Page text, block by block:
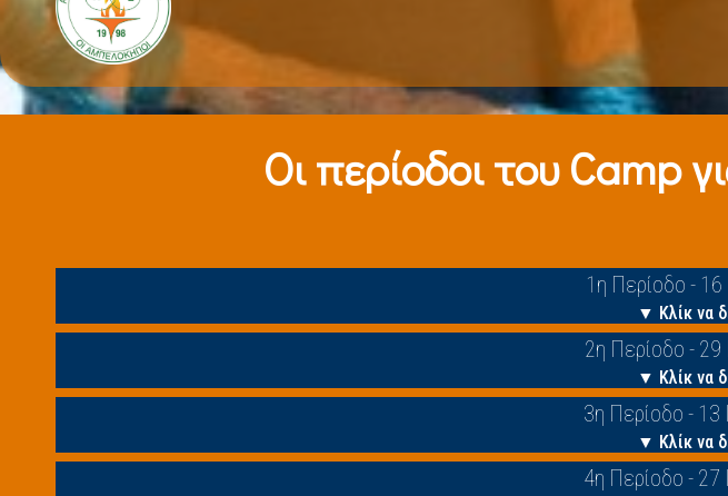
Οι περίοδοι τoυ Camp
1η Περίοδο - 16
▼ Κλίκ να
2η Περίοδο - 29
▼ Κλίκ να
3η Περίοδο - 13
▼ Κλίκ να
4η Περίοδο - 27